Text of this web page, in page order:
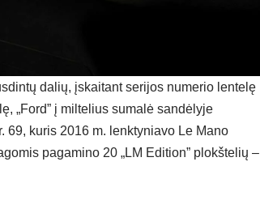
dalių, įskaitant serijos numerio lentelę
„Ford” į miltelius sumalė sandėlyje
69, kuris 2016 m. lenktyniavo Le Mano
pagamino 20 „LM Edition” plokštelių –